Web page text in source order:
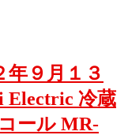
年９月１３
冷蔵
ール MR-